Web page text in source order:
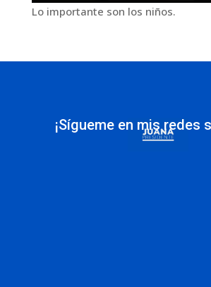
Lo importante son los niños.
¡Sígueme en mis redes